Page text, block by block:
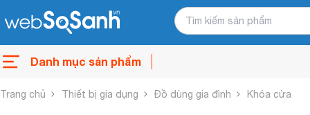
Danh mục sản phẩm
Trang chủ Thiết bị gia dụng Đồ dùng gia đình Khóa cửa